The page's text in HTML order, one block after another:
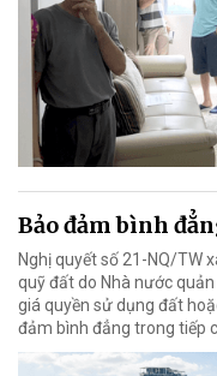
Bảo đảm bình
Nghị quyết số 21-NQ/TW
quỹ đất do Nhà nước
giá quyền sử dụng đất
đảm bình đẳng trong tiếp